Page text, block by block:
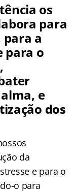
os
para
para a
para o
e
dos
da
e para o
o para